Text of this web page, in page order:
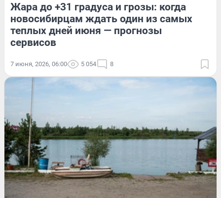
Жара до +31 градуса и грозы: когда
новосибирцам ждать один из самых
теплых дней июня — прогнозы
сервисов
7 июня, 2026, 06:00 5 054 8